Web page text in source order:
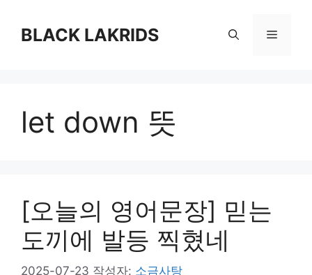
BLACK LAKRIDS 메
let down 뜻
[오늘의 영어문장] 믿는
도끼에 발등 찍혔네
2025-07-23 작성자: 소금사탕